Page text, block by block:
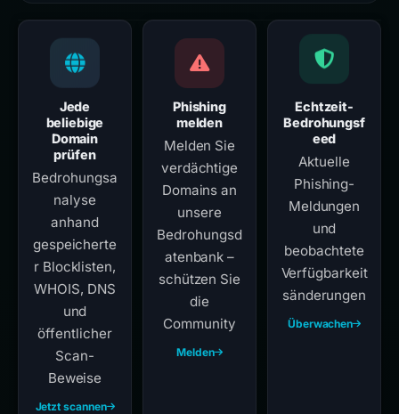
Jede
beliebige
Domain
prüfen
Bedrohungsa
nalyse
anhand
gespeicherte
r Blocklisten,
WHOIS, DNS
und
öffentlicher
Scan-
Beweise
Jetzt scannen
Phishing
melden
Melden Sie
verdächtige
Domains an
unsere
Bedrohungsd
atenbank –
schützen Sie
die
Community
Melden
Echtzeit-
Bedrohungsf
eed
Aktuelle
Phishing-
Meldungen
und
beobachtete
Verfügbarkeit
sänderungen
Überwachen